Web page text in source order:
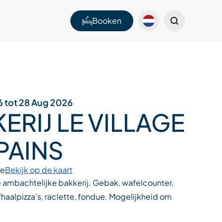
Booken
tot 28 Aug 2026
LE VILLAGE
Bekijk op de kaart
bakkerij. Gebak, wafelcounter,
raclette, fondue. Mogelijkheid om